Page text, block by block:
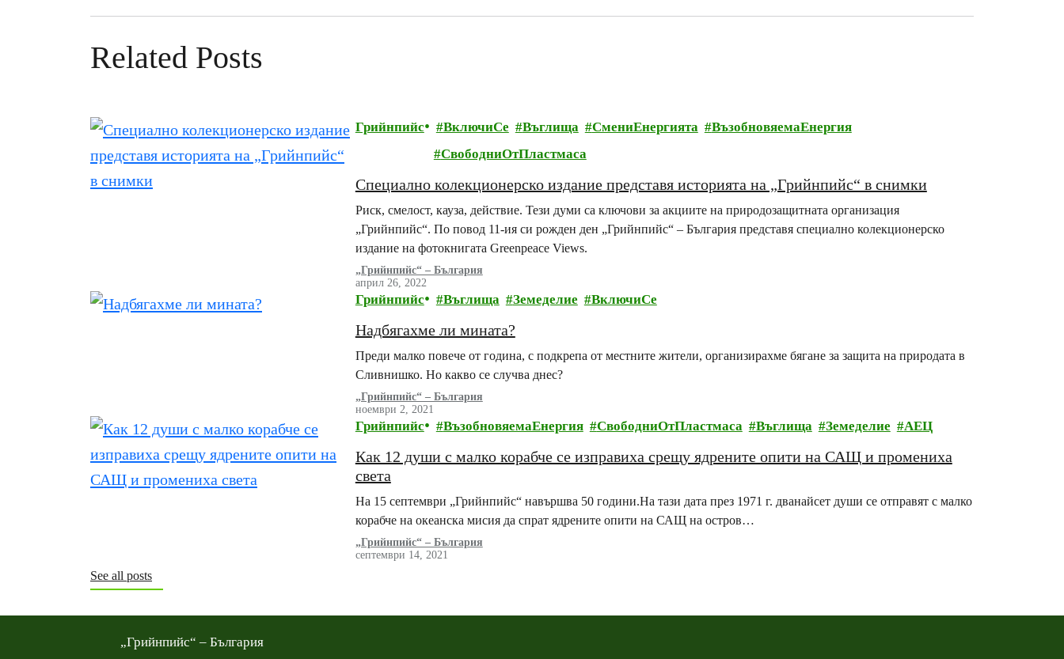
Related Posts
Грийнпийс ВключиСе Въглища СмениЕнергията
ВъзобновяемаЕнергия
СвободниОтПластмаса
Специално колекционерско издание представя историята на „Грийнпийс“ в снимки
Риск, смелост, кауза, действие. Тези думи са ключови за акциите на природозащитната организация
„Грийнпийс“. По повод 11-ия си рожден ден „Грийнпийс“ – България представя специално колекционерско
издание на фотокнигата Greenpeace Views.
„Грийнпийс“ – България
април 26, 2022
Грийнпийс Въглища Земеделие ВключиСе
Надбягахме ли мината?
Преди малко повече от година, с подкрепа от местните жители, организирахме бягане за защита на природата в
Сливнишко. Но какво се случва днес?
„Грийнпийс“ – България
ноември 2, 2021
Грийнпийс ВъзобновяемаЕнергия СвободниОтПластмаса Въглища Земеделие АЕЦ
Как 12 души с малко корабче се изправиха срещу ядрените опити на САЩ и промениха
света
На 15 септември „Грийнпийс“ навършва 50 години.На тази дата през 1971 г. дванайсет души се отправят с малко
корабче на океанска мисия да спрат ядрените опити на САЩ на остров…
„Грийнпийс“ – България
септември 14, 2021
See all posts
„Грийнпийс“ – България